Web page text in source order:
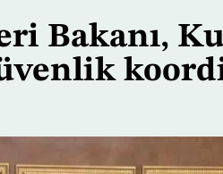
Bakanı,